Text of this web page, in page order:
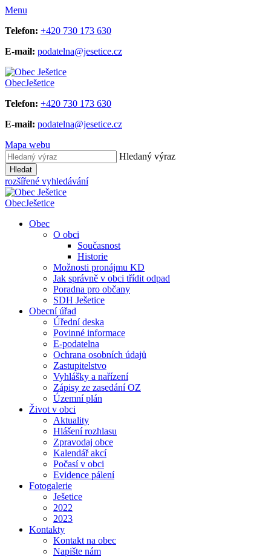
Menu
Telefon: +420 730 173 630
E-mail: podatelna@jesetice.cz
ObecJešetice
Telefon: +420 730 173 630
E-mail: podatelna@jesetice.cz
Mapa webu
Hledaný výraz
Hledat
rozšířené vyhledávání
ObecJešetice
Obec
O obci
Současnost
Historie
Možnosti pronájmu KD
Jak správně v obci třídit odpad
Poradna pro občany
SDH Ješetice
Obecní úřad
Úřední deska
Povinné informace
E-podatelna
Ochrana osobních údajů
Zastupitelstvo
Vyhlášky a nařízení
Zápisy ze zasedání OZ
Územní plán
Život v obci
Aktuality
Hlášení rozhlasu
Zpravodaj obce
Kalendář akcí
Počasí v obci
Evidence pálení
Fotogalerie
Ješetice
2022
2023
Kontakty
Kontakt na obec
Napište nám